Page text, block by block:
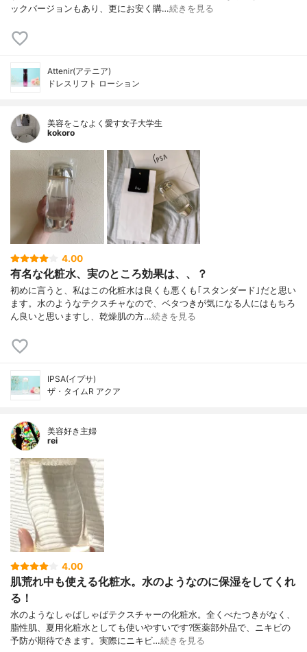
ックバージョンもあり、更にお安く購…続きを見る
Attenir(アテニア)
ドレスリフト ローション
美容をこなよく愛す女子大学生
kokoro
4.00
有名な化粧水、実のところ効果は、、？
初めに言うと、私はこの化粧水は良くも悪くも｢スタンダード｣だと思い
ます。水のようなテクスチャなので、ベタつきが気になる人にはもちろ
ん良いと思いますし、乾燥肌の方…続きを見る
IPSA(イプサ)
ザ・タイムR アクア
美容好き主婦
rei
4.00
肌荒れ中も使える化粧水。水のようなのに保湿をしてくれ
る！
水のようなしゃばしゃばテクスチャーの化粧水。全くべたつきがなく、
脂性肌、夏用化粧水としても使いやすいです?医薬部外品で、ニキビの
予防が期待できます。実際にニキビ…続きを見る